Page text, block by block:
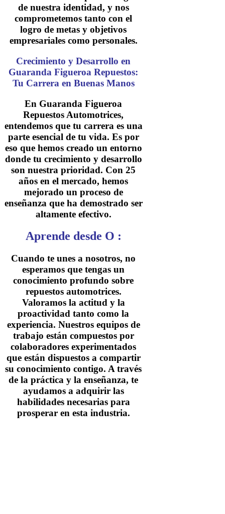
de nuestra identidad, y nos
comprometemos tanto con el
logro de metas y objetivos
empresariales como personales.
Crecimiento y Desarrollo en
Guaranda Figueroa Repuestos:
Tu Carrera en Buenas Manos
En Guaranda Figueroa
Repuestos Automotrices,
entendemos que tu carrera es una
parte esencial de tu vida. Es por
eso que hemos creado un entorno
donde tu crecimiento y desarrollo
son nuestra prioridad. Con 25
años en el mercado, hemos
mejorado un proceso de
enseñanza que ha demostrado ser
altamente efectivo.
Aprende desde O :
Cuando te unes a nosotros, no
esperamos que tengas un
conocimiento profundo sobre
repuestos automotrices.
Valoramos la actitud y la
proactividad tanto como la
experiencia. Nuestros equipos de
trabajo están compuestos por
colaboradores experimentados
que están dispuestos a compartir
su conocimiento contigo. A través
de la práctica y la enseñanza, te
ayudamos a adquirir las
habilidades necesarias para
prosperar en esta industria.